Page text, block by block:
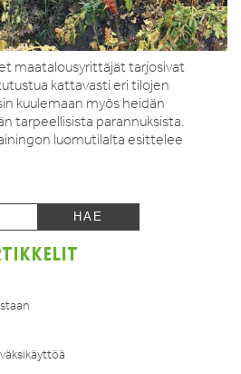
maatalousyrittäjät tarjosivat
kattavasti eri tilojen
kuulemaan myös heidän
tarpeellisista parannuksista.
luomutilalta esittelee